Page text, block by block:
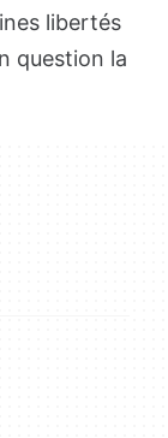
libertés
question la